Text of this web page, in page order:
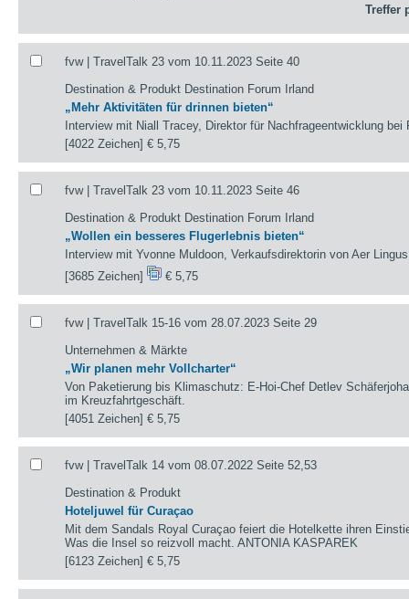
Treffer
fvw | TravelTalk 23 vom 10.11.2023 Seite 40
Destination & Produkt Destination Forum Irland
„Mehr Aktivitäten für drinnen bieten“
Interview mit Niall Tracey, Direktor für Nachfrageentwicklung bei
[4022 Zeichen]€ 5,75
fvw | TravelTalk 23 vom 10.11.2023 Seite 46
Destination & Produkt Destination Forum Irland
„Wollen ein besseres Flugerlebnis bieten“
Interview mit Yvonne Muldoon, Verkaufsdirektorin von Aer
[3685 Zeichen]
€ 5,75
fvw | TravelTalk 15-16 vom 28.07.2023 Seite 29
Unternehmen & Märkte
„Wir planen mehr Vollcharter“
Von Paketierung bis Klimaschutz: E-Hoi-Chef Detlev
im Kreuzfahrtgeschäft.
[4051 Zeichen]€ 5,75
fvw | TravelTalk 14 vom 08.07.2022 Seite 52,53
Destination & Produkt
Hoteljuwel für Curaçao
Mit dem Sandals Royal Curaçao feiert die Hotelkette ihren
Was die Insel so reizvoll macht. ANTONIA KASPAREK
[6123 Zeichen]€ 5,75